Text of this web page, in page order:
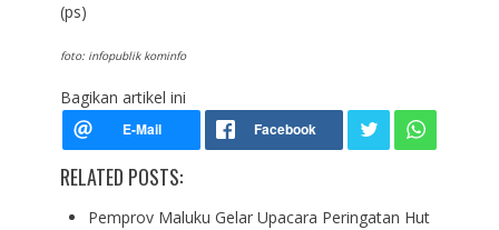
(ps)
foto: infopublik kominfo
Bagikan artikel ini
RELATED POSTS:
Pemprov Maluku Gelar Upacara Peringatan Hut